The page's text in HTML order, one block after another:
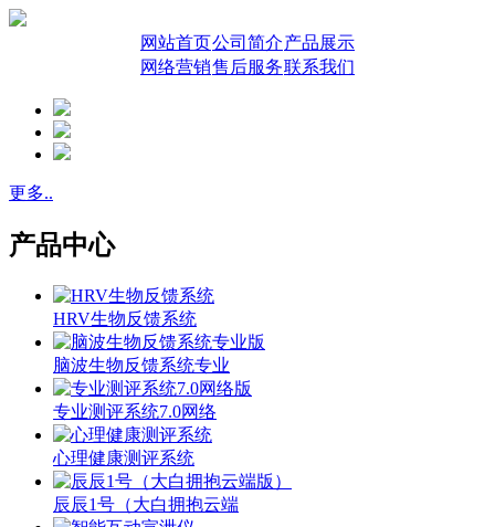
网站首页公司简介产品展示
网络营销售后服务联系我们
更多..
产品中心
HRV生物反馈系统
脑波生物反馈系统专业
专业测评系统7.0网络
心理健康测评系统
辰辰1号（大白拥抱云端